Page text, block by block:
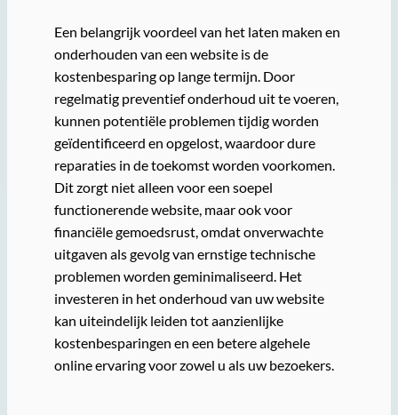
Een belangrijk voordeel van het laten maken en
onderhouden van een website is de
kostenbesparing op lange termijn. Door
regelmatig preventief onderhoud uit te voeren,
kunnen potentiële problemen tijdig worden
geïdentificeerd en opgelost, waardoor dure
reparaties in de toekomst worden voorkomen.
Dit zorgt niet alleen voor een soepel
functionerende website, maar ook voor
financiële gemoedsrust, omdat onverwachte
uitgaven als gevolg van ernstige technische
problemen worden geminimaliseerd. Het
investeren in het onderhoud van uw website
kan uiteindelijk leiden tot aanzienlijke
kostenbesparingen en een betere algehele
online ervaring voor zowel u als uw bezoekers.